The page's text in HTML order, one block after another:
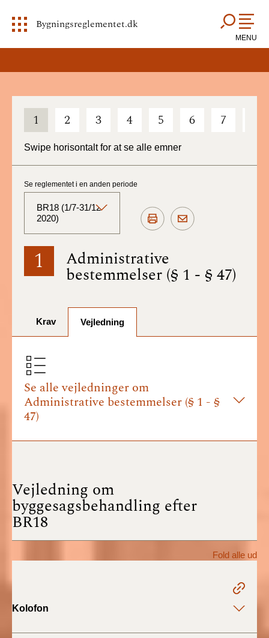
Bygningsreglementet.dk
MENU
1 2 3 4 5 6 7
Swipe horisontalt for at se alle emner
1 Administrative
bestemmelser (§ 1 - § 47)
Se reglementet i en anden periode
BR18 (1/7-31/12
2020)
BR18 (Aktuelt)
BR18 (1/7-31/12
BR18 (1/1-30/6
BR18 (1/7- 31/12
2024)
BR18 (1/1- 30/06
2024)
BR18 (17/9 - 31/12
2022)
2022)
Krav Vejledning
Se alle vejledninger om
Administrative bestemmelser (§ 1 - §
47)
Vejledning om
byggesagsbehandling efter
BR18
Fold alle ud
Kolofon